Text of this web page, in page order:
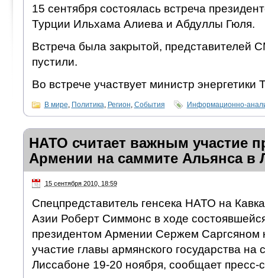
15 сентября состоялась встреча
Турции Ильхама Алиева и Абдуллы Гюля.
Встреча была закрытой, представителей
пустили.
Во встрече участвует министр
В мире Политика Регион События Информационно-
НАТО считает важным участие
Армении на саммите Альянса в
15 сентября 2010, 18:59
Спецпредставитель генсека НАТО на
Азии Роберт Симмонс в ходе
президентом Армении Сержем Саргсяном
участие главы армянского государства
Лиссабоне 19-20 ноября, сообщает пресс-